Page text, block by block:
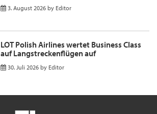
3. August 2026 by Editor
LOT Polish Airlines wertet Business Class
auf Langstreckenflügen auf
30. Juli 2026 by Editor